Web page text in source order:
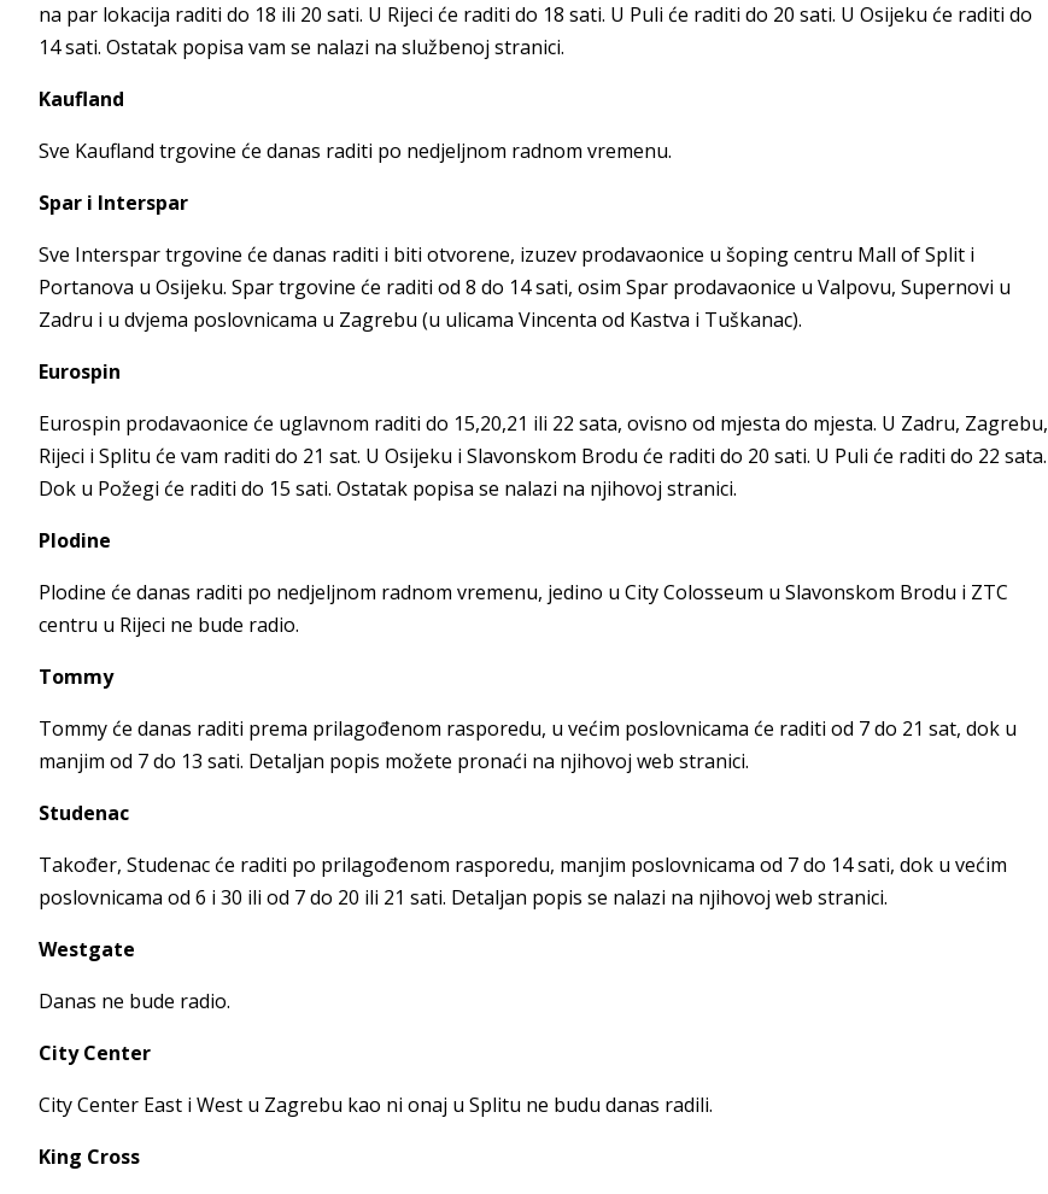
na par lokacija raditi do 18 ili 20 sati. U Rijeci će raditi do 18 sati. U Puli će raditi do 20 sati. U Osijeku će raditi do
14 sati. Ostatak popisa vam se nalazi na službenoj stranici.
Kaufland
Sve Kaufland trgovine će danas raditi po nedjeljnom radnom vremenu.
Spar i Interspar
Sve Interspar trgovine će danas raditi i biti otvorene, izuzev prodavaonice u šoping centru Mall of Split i
Portanova u Osijeku. Spar trgovine će raditi od 8 do 14 sati, osim Spar prodavaonice u Valpovu, Supernovi u
Zadru i u dvjema poslovnicama u Zagrebu (u ulicama Vincenta od Kastva i Tuškanac).
Eurospin
Eurospin prodavaonice će uglavnom raditi do 15,20,21 ili 22 sata, ovisno od mjesta do mjesta. U Zadru, Zagrebu,
Rijeci i Splitu će vam raditi do 21 sat. U Osijeku i Slavonskom Brodu će raditi do 20 sati. U Puli će raditi do 22 sata.
Dok u Požegi će raditi do 15 sati. Ostatak popisa se nalazi na njihovoj stranici.
Plodine
Plodine će danas raditi po nedjeljnom radnom vremenu, jedino u City Colosseum u Slavonskom Brodu i ZTC
centru u Rijeci ne bude radio.
Tommy
Tommy će danas raditi prema prilagođenom rasporedu, u većim poslovnicama će raditi od 7 do 21 sat, dok u
manjim od 7 do 13 sati. Detaljan popis možete pronaći na njihovoj web stranici.
Studenac
Također, Studenac će raditi po prilagođenom rasporedu, manjim poslovnicama od 7 do 14 sati, dok u većim
poslovnicama od 6 i 30 ili od 7 do 20 ili 21 sati. Detaljan popis se nalazi na njihovoj web stranici.
Westgate
Danas ne bude radio.
City Center
City Center East i West u Zagrebu kao ni onaj u Splitu ne budu danas radili.
King Cross